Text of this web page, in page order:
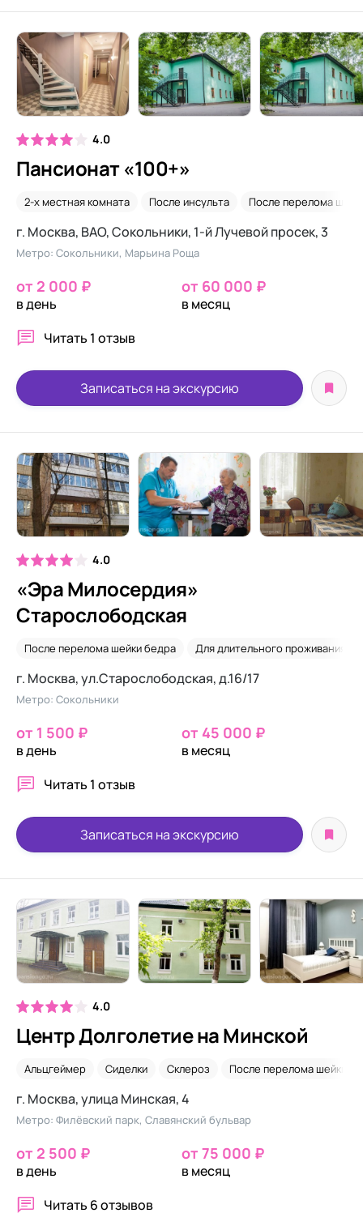
4.0
Пансионат «100+»
2-х местная комната После инсульта После перелома
г. Москва, ВАО, Сокольники, 1-й Лучевой просек, 3
Метро: Сокольники, Марьина Роща
от 2 000 ₽
в день
от 60 000 ₽
в месяц
Читать 1 отзыв
Записаться на экскурсию
4.0
«Эра Милосердия»
Старослободская
После перелома шейки бедра Для длительного проживания
г. Москва, ул.Старослободская, д.16/17
Метро: Сокольники
от 1 500 ₽
в день
от 45 000 ₽
в месяц
Читать 1 отзыв
Записаться на экскурсию
4.0
Центр Долголетие на Минской
Альцгеймер Сиделки Склероз После перелома шейки
г. Москва, улица Минская, 4
Метро: Филёвский парк, Славянский бульвар
от 2 500 ₽
в день
от 75 000 ₽
в месяц
Читать 6 отзывов